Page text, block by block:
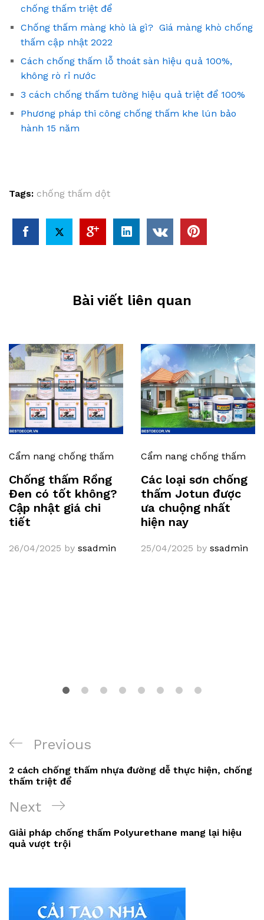
chống thấm triệt để
Chống thấm màng khò là gì? Giá màng khò chống
thấm cập nhật 2022
Cách chống thấm lỗ thoát sàn hiệu quả 100%,
không rò rỉ nước
3 cách chống thấm tường hiệu quả triệt để 100%
Phương pháp thi công chống thấm khe lún bảo
hành 15 năm
Tags: chống thấm dột
Bài viết liên quan
Cẩm nang chống thấm
Chống thấm Rồng
Đen có tốt không?
Cập nhật giá chi
tiết
26/04/2025 by ssadmin
Cẩm nang chống thấm
Các loại sơn chống
thấm Jotun được
ưa chuộng nhất
hiện nay
25/04/2025 by ssadmin
Điều
hướng
bài
viết
Previous
Post
Previous
2 cách chống thấm nhựa đường dễ thực hiện, chống
thấm triệt để
Next
Post
Next
Giải pháp chống thấm Polyurethane mang lại hiệu
quả vượt trội